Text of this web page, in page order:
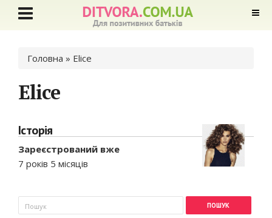
Ви є тут
Головна » Elice
Elice
Історія
Зареєстрований вже
7 років 5 місяців
Пошукова форма
Пошук